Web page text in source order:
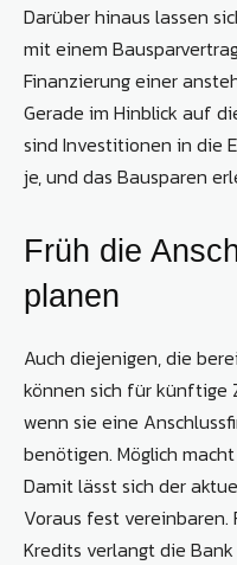
Darüber hinaus lassen
mit einem
Finanzierung einer
Gerade im Hinblick auf
sind Investitionen in die
je, und das Bausparen
Früh die
planen
Auch diejenigen, die
können sich für künftige
wenn sie eine
benötigen. Möglich
Damit lässt sich der
Voraus fest
Kredits verlangt die